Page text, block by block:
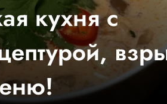
кухня с